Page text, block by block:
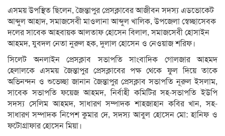
এসময় উপস্থিত ছিলেন, জৈন্তাপুর প্রেসক্লাবের আজীবন সদস্য এডভোকেট
আব্দুল আহাদ, সমাজসেবী মাওলানা আব্দুল খালিক, উপজেলা স্বেচ্ছাসেবক
দলের সাবেক আহবায়ক আলতাফ হোসেন বিলাল, সমাজসেবী হোসাইন
আহমদ, যুবদল নেতা নুরুল হক, দুলাল হোসেন ও নেওয়াজ শরিফ।
সিলেট অনলাইন প্রেসক্লাব সভাপতি সাংবাদিক গোলজার আহমদ
হেলালকে এসময় জৈন্তাপুর প্রেসক্লাবের পক্ষ থেকে ফুল দিয়ে তাকে
অভিনন্দন ও শুভেচ্ছা জানান জৈন্তাপুর প্রেসক্লাব সভাপতি নূরুল ইসলাম,
সাবেক সভাপতি ফয়েজ আহমদ, নির্বাহী কমিটির সহ-সভাপতি ইউপি
সদস্য সেলিম আহমদ, সাধারণ সম্পাদক শাহজাহান কবির খান, সহ-
সাধারণ সম্পাদক নিপেশ কুমার দে, সদস্য আবুল হোসেন মো: হানিফ ও
ফটোগ্রাফার হোসেন মিয়া।